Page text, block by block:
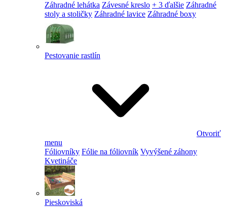
Záhradné lehátka Závesné kreslo + 3 ďalšie Záhradné
stoly a stoličky Záhradné lavice Záhradné boxy
Pestovanie rastlín
Otvoriť
menu
Fóliovníky Fólie na fóliovník Vyvýšené záhony
Kvetináče
Pieskoviská